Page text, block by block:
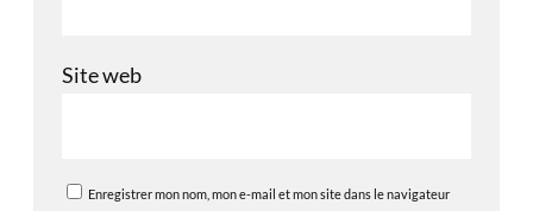
Site web
Enregistrer mon nom, mon e-mail et mon site dans le navigateur